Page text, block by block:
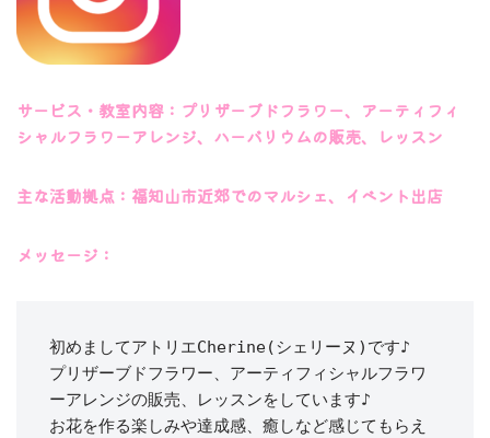
サービス・教室内容：プリザーブドフラワー、アーティフィ
シャルフラワーアレンジ、ハーバリウムの販売、レッスン
主な活動拠点：福知山市近郊でのマルシェ、イベント出店
メッセージ：
初めましてアトリエCherine(シェリーヌ)です♪
プリザーブドフラワー、アーティフィシャルフラワ
ーアレンジの販売、レッスンをしています♪
お花を作る楽しみや達成感、癒しなど感じてもらえ